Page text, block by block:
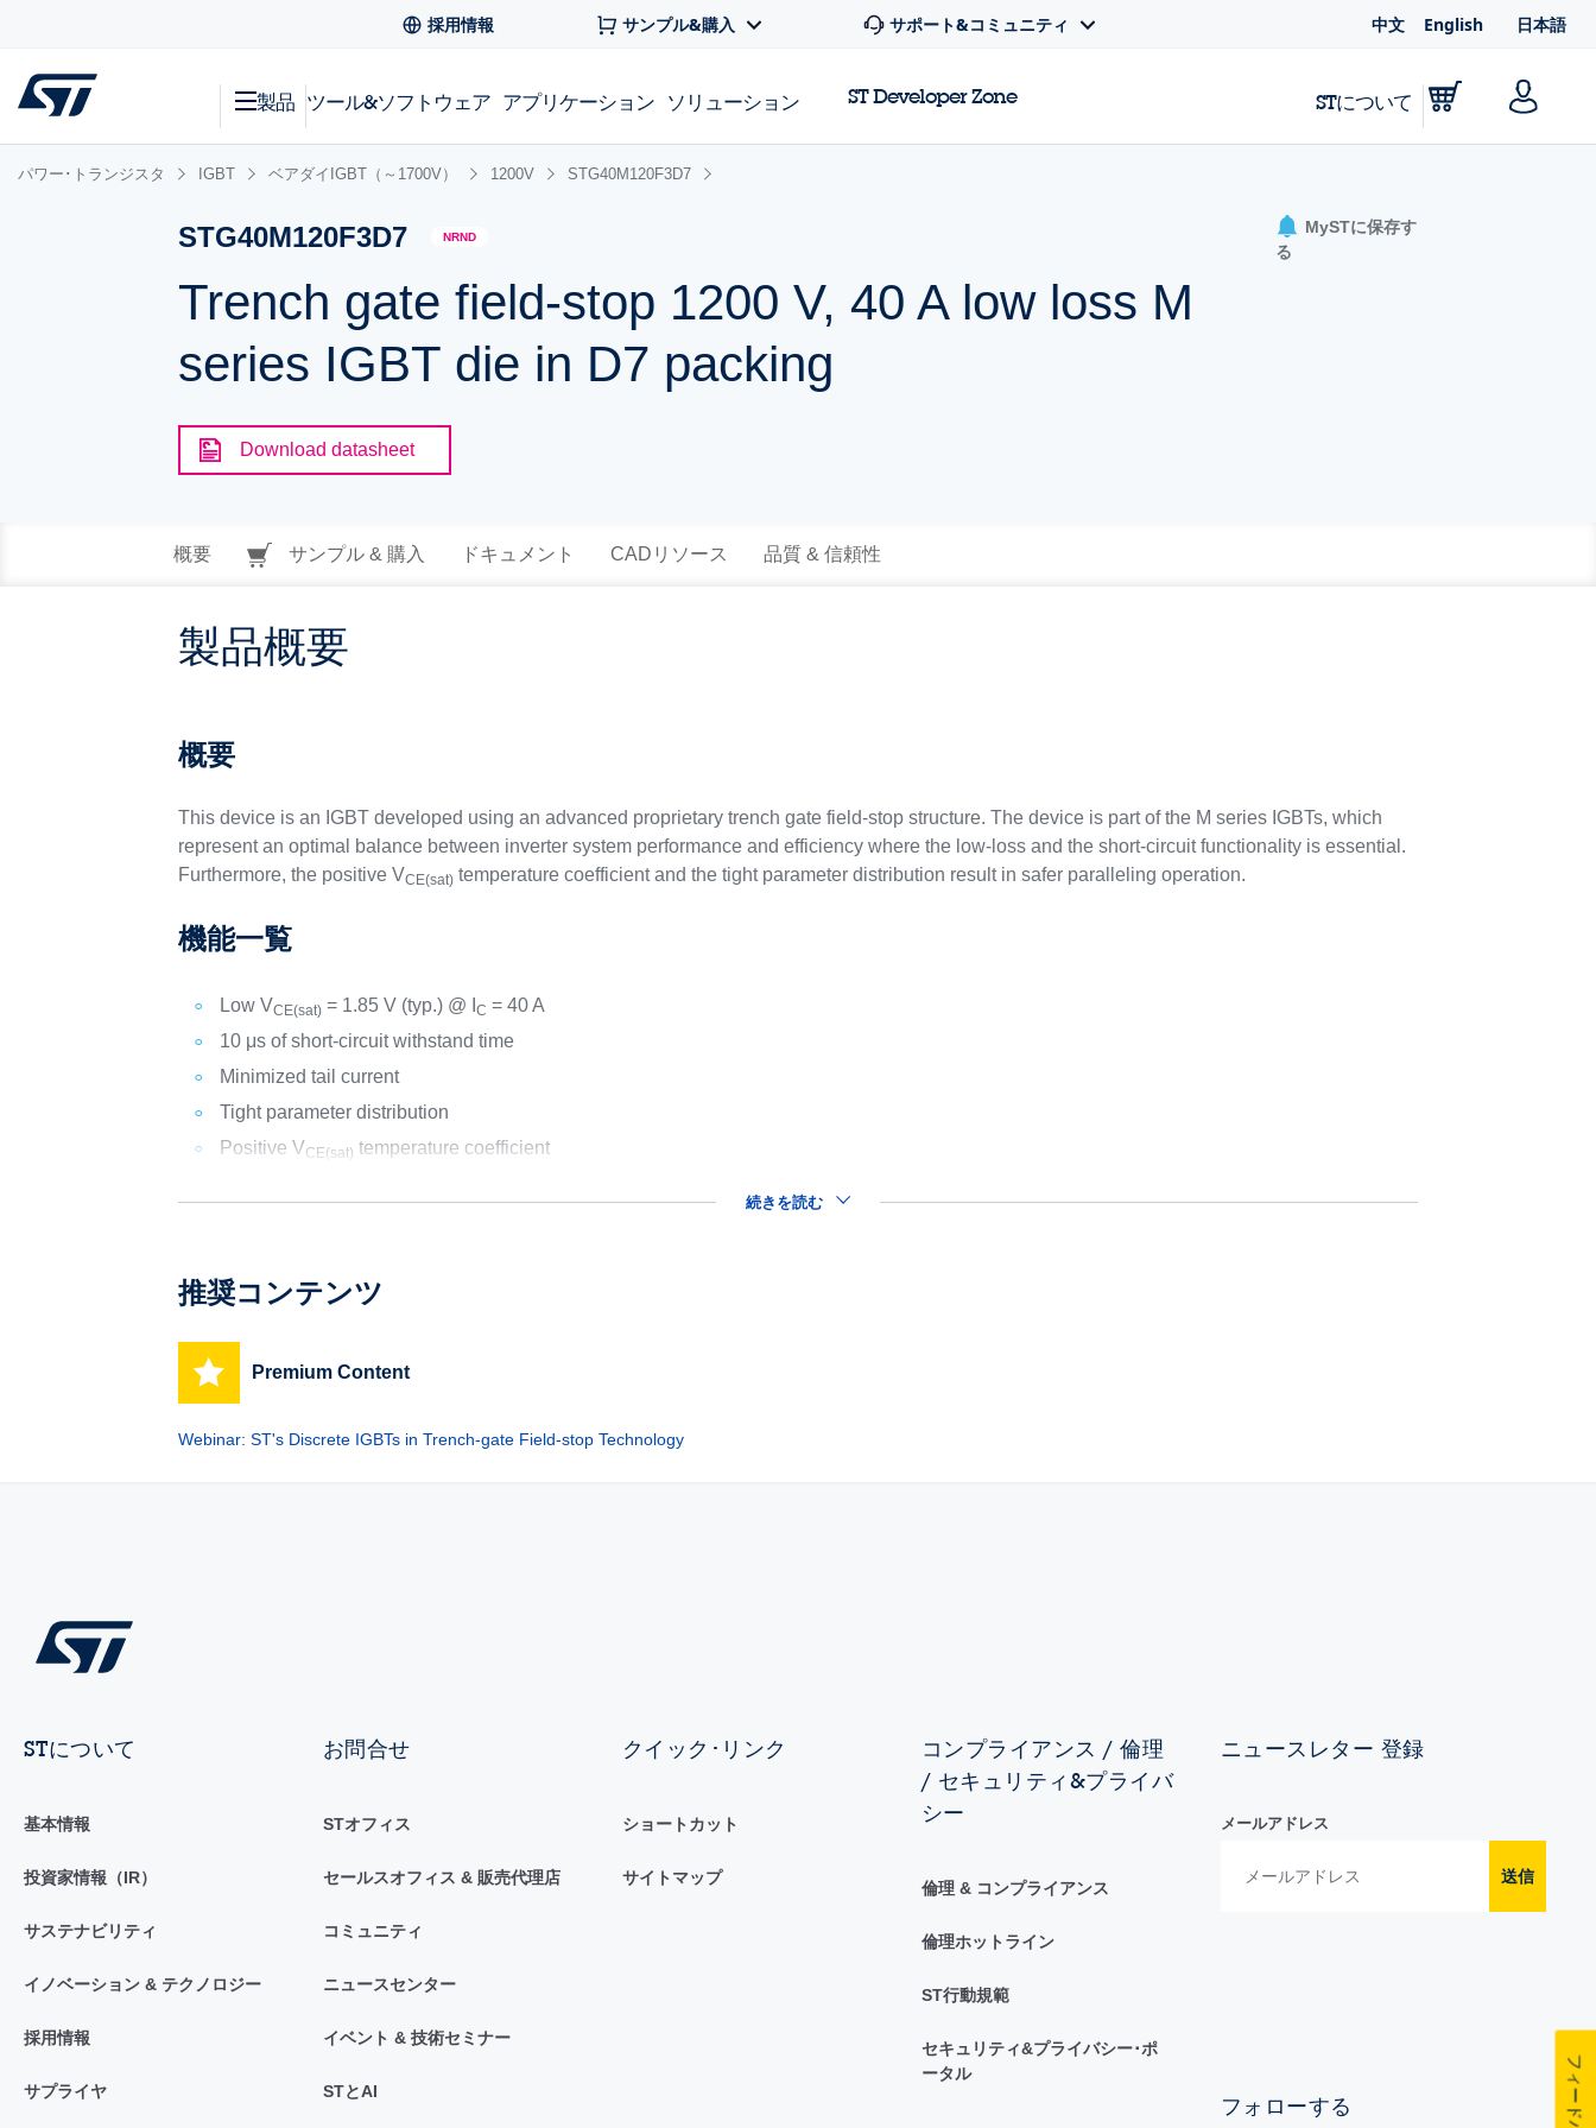
採用情報 サンプル&購入 サポート&コミュニティ 中文 English 日本語
製品 ツール&ソフトウェア アプリケーション ソリューション ST Developer Zone STについて
パワー･トランジスタ IGBT ベアダイIGBT（～1700V） 1200V STG40M120F3D7
STG40M120F3D7 NRND
Trench gate field-stop 1200 V, 40 A low loss M
series IGBT die in D7 packing
MySTに保存す
る
Download datasheet
概要 サンプル & 購入 ドキュメント CADリソース 品質 & 信頼性
製品概要
概要
This device is an IGBT developed using an advanced proprietary trench gate field-stop structure. The device is part of the M series IGBTs, which
represent an optimal balance between inverter system performance and efficiency where the low-loss and the short-circuit functionality is essential.
Furthermore, the positive VCE(sat) temperature coefficient and the tight parameter distribution result in safer paralleling operation.
機能一覧
Low VCE(sat) = 1.85 V (typ.) @ IC = 40 A
10 μs of short-circuit withstand time
Minimized tail current
Tight parameter distribution
Positive VCE(sat) temperature coefficient
続きを読む
推奨コンテンツ
Premium Content
Webinar: ST's Discrete IGBTs in Trench-gate Field-stop Technology
STについて
基本情報
投資家情報（IR）
サステナビリティ
イノベーション & テクノロジー
採用情報
サプライヤ
お問合せ
STオフィス
セールスオフィス & 販売代理店
コミュニティ
ニュースセンター
イベント & 技術セミナー
STとAI
クイック･リンク
ショートカット
サイトマップ
コンプライアンス / 倫理
/ セキュリティ&プライバ
シー
倫理 & コンプライアンス
倫理ホットライン
ST行動規範
セキュリティ&プライバシー･ポ
ータル
ニュースレター 登録
メールアドレス
送信
フォローする